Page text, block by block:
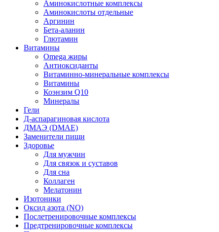
Аминокислотные комплексы
Аминокислоты отдельные
Аргинин
Бета-аланин
Глютамин
Витамины
Omega жиры
Антиоксиданты
Витаминно-минеральные комплексы
Витамины
Коэнзим Q10
Минералы
Гели
Д-аспарагиновая кислота
ДМАЭ (DMAE)
Заменители пищи
Здоровье
Для мужчин
Для связок и суставов
Для сна
Коллаген
Мелатонин
Изотоники
Оксид азота (NO)
Послетренировочные комплексы
Предтренировочные комплексы